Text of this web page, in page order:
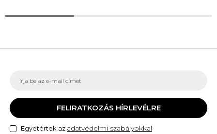
FELIRATKOZÁS HÍRLEVÉLRE
Egyetértek az adatvédelmi szabályokkal